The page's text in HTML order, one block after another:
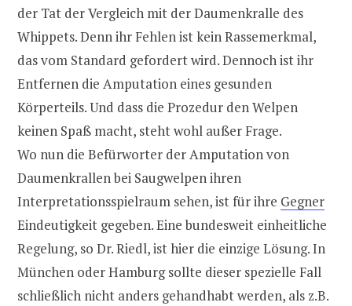
der Tat der Vergleich mit der Daumenkralle des
Whippets. Denn ihr Fehlen ist kein Rassemerkmal,
das vom Standard gefordert wird. Dennoch ist ihr
Entfernen die Amputation eines gesunden
Körperteils. Und dass die Prozedur den Welpen
keinen Spaß macht, steht wohl außer Frage.
Wo nun die Befürworter der Amputation von
Daumenkrallen bei Saugwelpen ihren
Interpretationsspielraum sehen, ist für ihre Gegner
Eindeutigkeit gegeben. Eine bundesweit einheitliche
Regelung, so Dr. Riedl, ist hier die einzige Lösung. In
München oder Hamburg sollte dieser spezielle Fall
schließlich nicht anders gehandhabt werden, als z.B.